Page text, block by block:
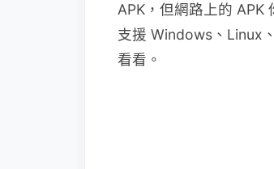
APK，但網路上的 APK
支援 Windows、Linux
看看。